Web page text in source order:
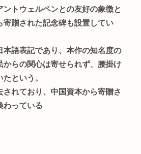
ントウェルペンとの友好の象徴と
寄贈された記念碑も設置してい
本語表記であり、本作の知名度の
からの関心は寄せられず、腰掛け
という。
されており、中国資本から寄贈さ
わっている